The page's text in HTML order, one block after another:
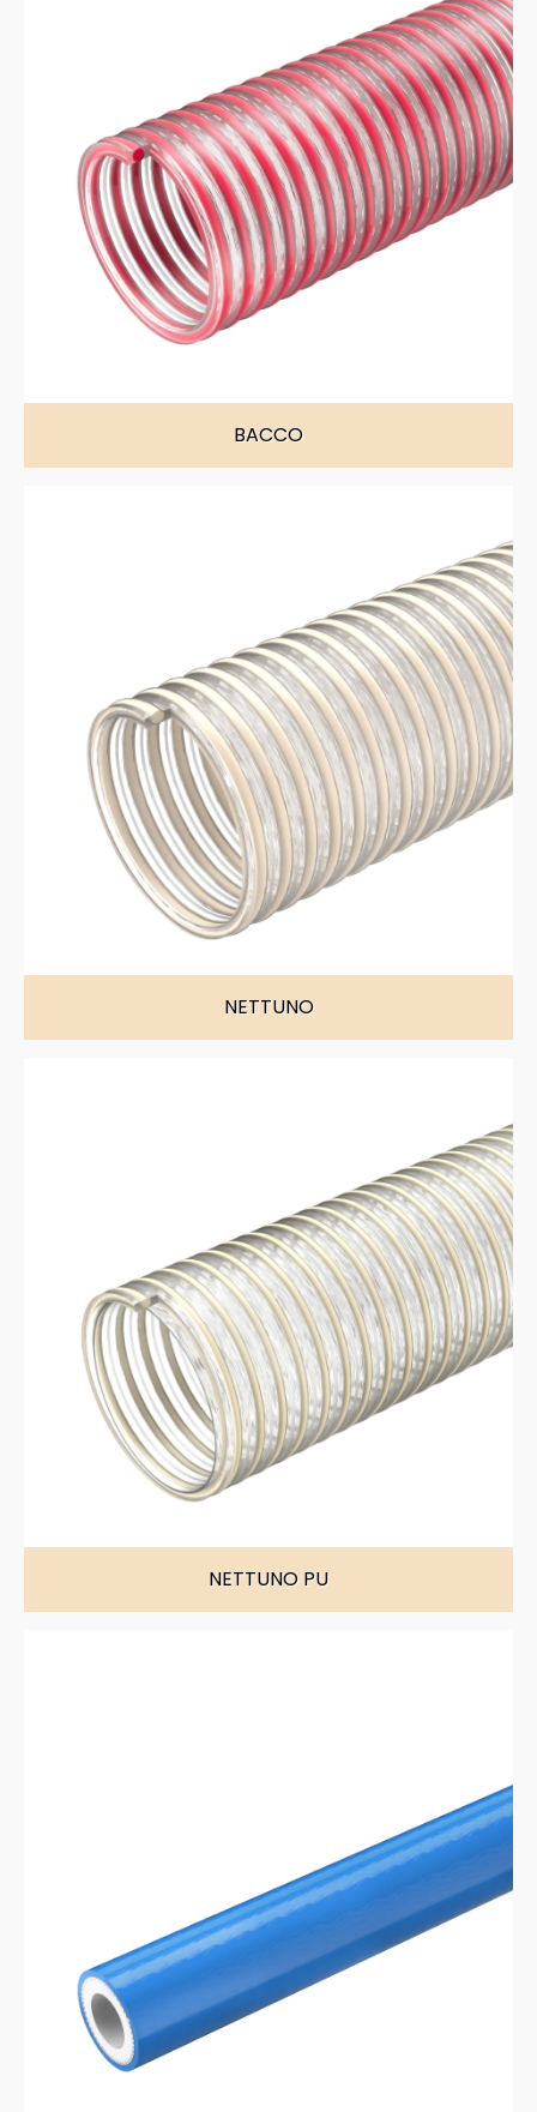
BACCO
NETTUNO
NETTUNO PU